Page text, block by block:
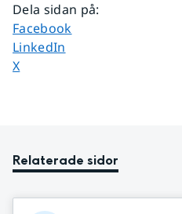
Dela sidan på:
Dela sidan på
Facebook
Dela sidan på
LinkedIn
Dela sidan på
X
Relaterade sidor